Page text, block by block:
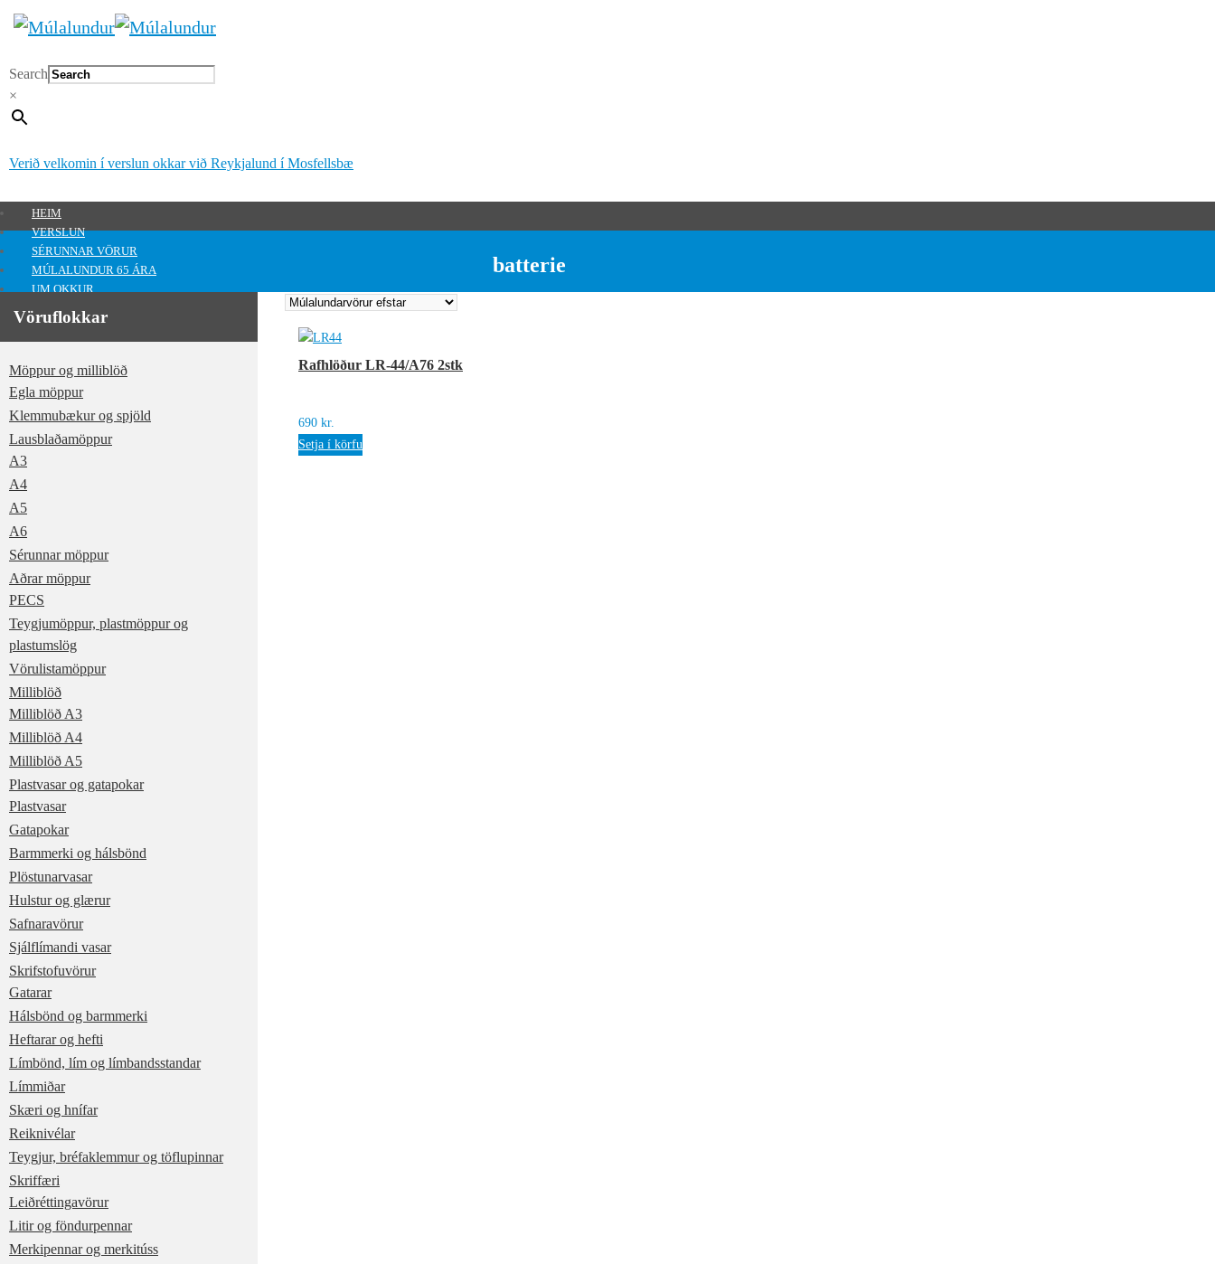
Search
×
Verið velkomin í verslun okkar við Reykjalund í Mosfellsbæ
HEIM
VERSLUN
SÉRUNNAR VÖRUR
MÚLALUNDUR 65 ÁRA
UM OKKUR
HAFA SAMBAND
MITT SVÆÐI
0kr.
batterie
Rafhlöður LR-44/A76 2stk
690 kr.
Setja í körfu
Vöruflokkar
Möppur og milliblöð
Egla möppur
Klemmubækur og spjöld
Lausblaðamöppur
A3
A4
A5
A6
Sérunnar möppur
Aðrar möppur
PECS
Teygjumöppur, plastmöppur og
plastumslög
Vörulistamöppur
Milliblöð
Milliblöð A3
Milliblöð A4
Milliblöð A5
Plastvasar og gatapokar
Plastvasar
Gatapokar
Barmmerki og hálsbönd
Plöstunarvasar
Hulstur og glærur
Safnaravörur
Sjálflímandi vasar
Skrifstofuvörur
Gatarar
Hálsbönd og barmmerki
Heftarar og hefti
Límbönd, lím og límbandsstandar
Límmiðar
Skæri og hnífar
Reiknivélar
Teygjur, bréfaklemmur og töflupinnar
Skriffæri
Leiðréttingavörur
Litir og föndurpennar
Merkipennar og merkitúss